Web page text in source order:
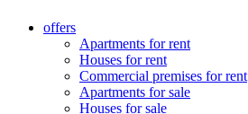
offers
Apartments for rent
Houses for rent
Commercial premises for rent
Apartments for sale
Houses for sale